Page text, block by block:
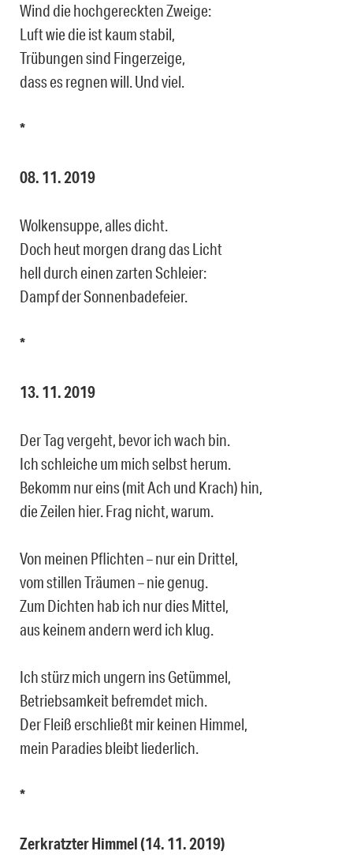
Wind die hochgereckten Zweige:
Luft wie die ist kaum stabil,
Trübungen sind Fingerzeige,
dass es regnen will. Und viel.
*
08. 11. 2019
Wolkensuppe, alles dicht.
Doch heut morgen drang das Licht
hell durch einen zarten Schleier:
Dampf der Sonnenbadefeier.
*
13. 11. 2019
Der Tag vergeht, bevor ich wach bin.
Ich schleiche um mich selbst herum.
Bekomm nur eins (mit Ach und Krach) hin,
die Zeilen hier. Frag nicht, warum.
Von meinen Pflichten – nur ein Drittel,
vom stillen Träumen – nie genug.
Zum Dichten hab ich nur dies Mittel,
aus keinem andern werd ich klug.
Ich stürz mich ungern ins Getümmel,
Betriebsamkeit befremdet mich.
Der Fleiß erschließt mir keinen Himmel,
mein Paradies bleibt liederlich.
*
Zerkratzter Himmel (14. 11. 2019)